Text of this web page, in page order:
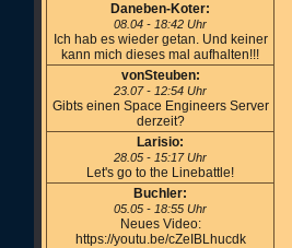
Daneben-Koter:
08.04 - 18:42 Uhr
Ich hab es wieder getan. Und keiner
kann mich dieses mal aufhalten!!!
vonSteuben:
23.07 - 12:54 Uhr
Gibts einen Space Engineers Server
derzeit?
Larisio:
28.05 - 15:17 Uhr
Let's go to the Linebattle!
Buchler:
05.05 - 18:55 Uhr
Neues Video:
https://youtu.be/cZeIBLhucdk